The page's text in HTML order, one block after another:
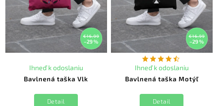
€16,99
–29 %
Bavlnená taška Vlk
Ihneď k odoslaniu
Detail
€16,99
–29 %
Bavlnená taška Motýľ
Ihneď k odoslaniu
Detail